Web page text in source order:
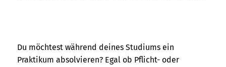
Du möchtest während deines Studiums ein
Praktikum absolvieren? Egal ob Pflicht- oder